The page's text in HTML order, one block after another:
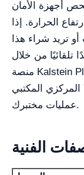
أجهزة الأمان
الحرارة. إذا
تريد شراء هذا
من خلال
منصة Kalstein Plus الخاصة بنا. سيعزّز جهاز الطرد
المركزي المكتبي YR0137-2 / YR0137-3 دقة وكفاءة
عمليات مختبرك.
الفنية